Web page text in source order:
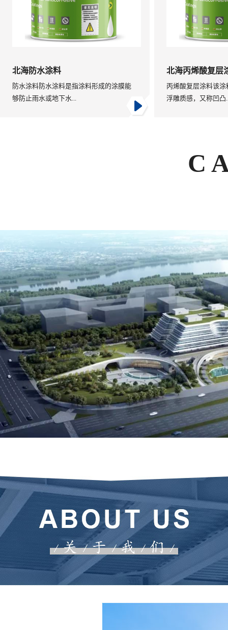
北海防水涂料
防水涂料防水涂料是指涂料形成的涂膜能
够防止雨水或地下水...
北海丙烯酸复层
丙烯酸复层涂料该
浮雕质感，又称凹凸